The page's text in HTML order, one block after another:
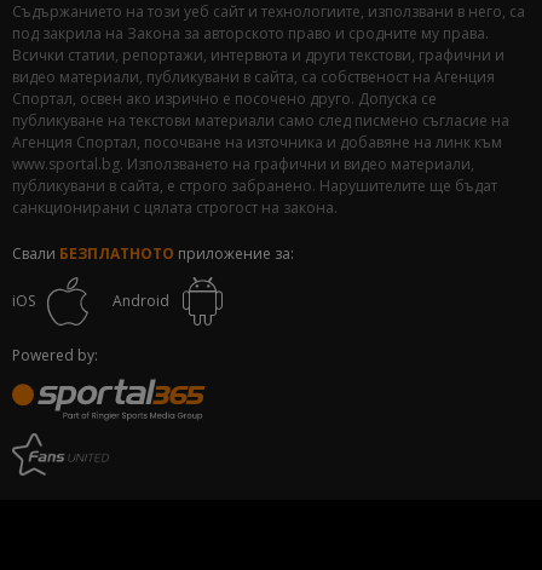
Съдържанието на този уеб сайт и технологиите, използвани в него, са
под закрила на Закона за авторското право и сродните му права.
Всички статии, репортажи, интервюта и други текстови, графични и
видео материали, публикувани в сайта, са собственост на Агенция
Спортал, освен ако изрично е посочено друго. Допуска се
публикуване на текстови материали само след писмено съгласие на
Агенция Спортал, посочване на източника и добавяне на линк към
www.sportal.bg. Използването на графични и видео материали,
публикувани в сайта, е строго забранено. Нарушителите ще бъдат
санкционирани с цялата строгост на закона.
Свали БЕЗПЛАТНОТО приложение за:
iOS Android
Powered by: